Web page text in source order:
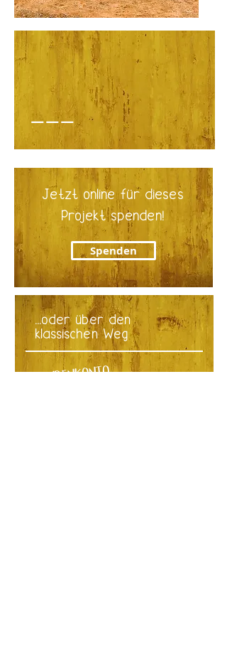
___
Jetzt online für dieses
Projekt spenden!
Spenden
...oder über den
klassischen Weg
SPENDENKONTO